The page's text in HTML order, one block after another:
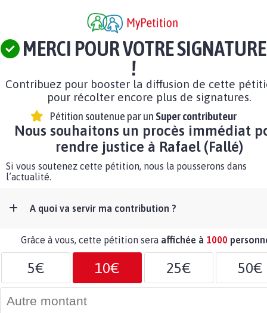
MERCI POUR VOTRE SIGNATURE
!
Contribuez pour booster la diffusion de cette
pour récolter encore plus de signatures.
Pétition soutenue par un Super contributeur
Nous souhaitons un procès immédiat
rendre justice à Rafael (Fallé)
Si vous soutenez cette pétition, nous la pousserons dans
l’actualité.
A quoi va servir ma contribution ?
Grâce à vous, cette pétition sera affichée à 1000
5€ 10€ 25€ 50€